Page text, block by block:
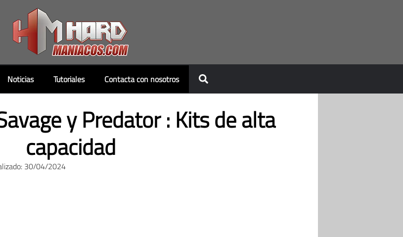
Noticias Tutoriales Contacta con nosotros
y Predator : Kits de alta
capacidad
30/04/2024